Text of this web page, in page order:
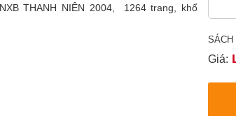
THANH NIÊN 2004, 1264 trang, khổ
Giá: